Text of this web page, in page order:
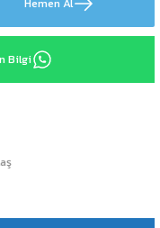
Bilgi